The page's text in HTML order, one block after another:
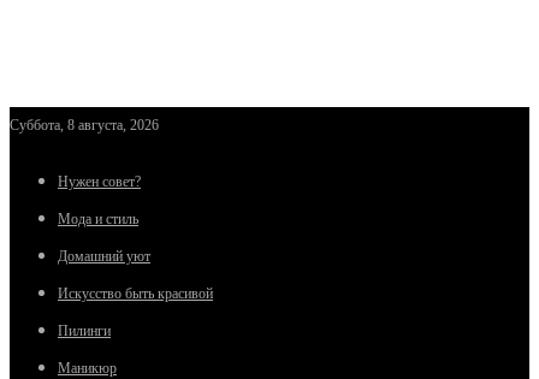
Суббота, 8 августа, 2026
Нужен совет?
Мода и стиль
Домашний уют
Искусство быть красивой
Пилинги
Маникюр